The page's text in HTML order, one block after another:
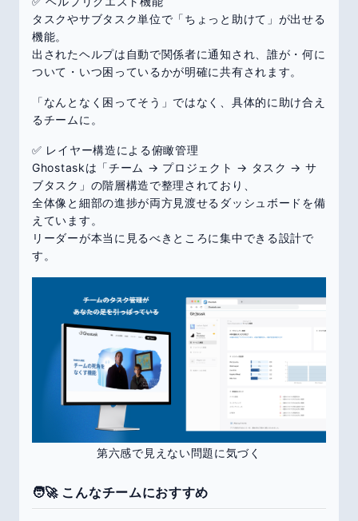
タスクやサブタスク単位で「ちょっと助けて」が出せる
機能。
出されたヘルプは自動で関係者に通知され、誰が・何に
ついて・いつ困っているかが明確に共有されます。
「なんとなく困ってそう」ではなく、具体的に助け合え
るチームに。
✅ レイヤー構造による俯瞰管理
Ghostaskは「チーム → プロジェクト → タスク → サ
ブタスク」の階層構造で整理されており、
全体像と細部の進捗が両方見渡せるダッシュボードを備
えています。
リーダーが本当に見るべきところに集中できる設計で
す。
第六感で見えない問題に気づく
🧑‍🚀 こんなチームにおすすめ